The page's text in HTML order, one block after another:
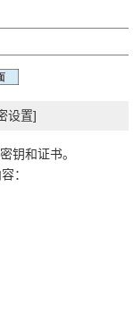
设置]
钥和证书。
：